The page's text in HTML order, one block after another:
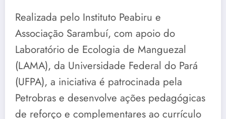
Realizada pelo Instituto Peabiru e
Associação Sarambuí, com apoio do
Laboratório de Ecologia de Manguezal
(LAMA), da Universidade Federal do Pará
(UFPA), a iniciativa é patrocinada pela
Petrobras e desenvolve ações pedagógicas
de reforço e complementares ao currículo